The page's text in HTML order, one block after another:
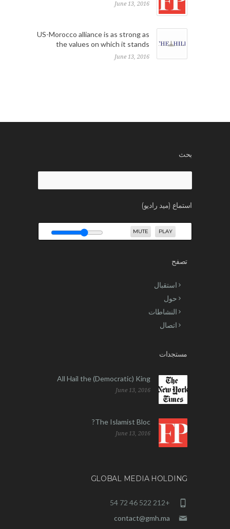
June 13, 2016
US-Morocco alliance is as strong as
the values on which it stands
June 13, 2016
بحث
for:
استماع (ميد راديو)
PLAY
MUTE
تصفح
استقبال
حول
النشاطات
اتصال
مستجدات
All Hail the (Democratic) King
June 13, 2016
The Islamist Bloc?
June 13, 2016
GLOBAL MEDIA HOLDING
+212 522 46 72 54
contact@gmh.ma